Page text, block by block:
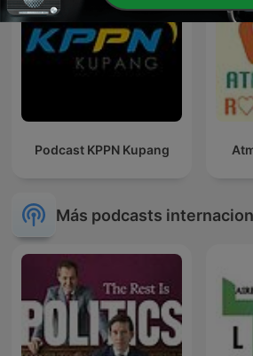
Podcast KPPN Kupang
Más podcasts